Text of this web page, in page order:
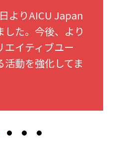
よりAICU Japan
した。今後、より
エイティブユー
動を強化してま